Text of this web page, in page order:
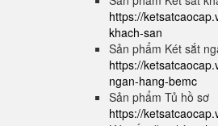
https://
khach-san
Sản phẩm Két sắt
https://
ngan-hang-bemc
Sản phẩm Tủ hồ sơ
https://